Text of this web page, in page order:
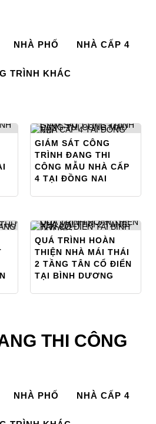
NHÀ PHỐ NHÀ CẤP 4
TRÌNH KHÁC
GIÁM SÁT CÔNG
TRÌNH ĐANG THI
CÔNG MẪU NHÀ CẤP
4 TẠI ĐỒNG NAI
QUÁ TRÌNH HOÀN
THIỆN NHÀ MÁI THÁI
2 TẦNG TÂN CỔ ĐIỂN
TẠI BÌNH DƯƠNG
THI CÔNG
NHÀ PHỐ NHÀ CẤP 4